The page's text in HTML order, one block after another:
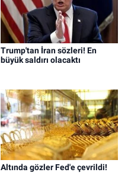
Trump'tan İran sözleri! En
büyük saldırı olacaktı
Altında gözler Fed'e çevrildi!